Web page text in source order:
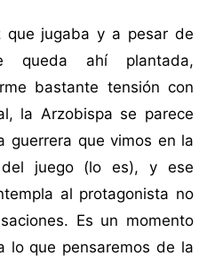
que jugaba y a pesar de
queda ahí plantada,
bastante tensión con
la Arzobispa se parece
guerrera que vimos en la
del juego (lo es), y ese
al protagonista no
Es un momento
lo que pensaremos de la